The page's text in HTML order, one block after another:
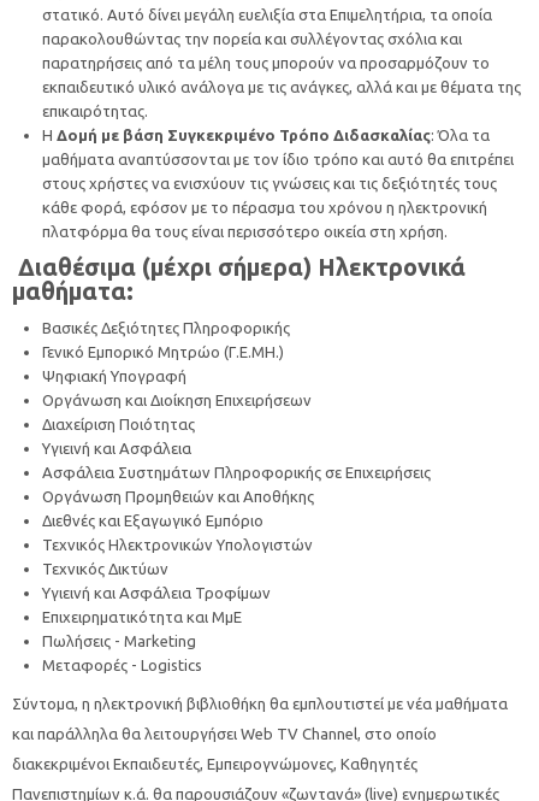
στατικό. Αυτό δίνει μεγάλη ευελιξία στα Επιμελητήρια, τα οποία
παρακολουθώντας την πορεία και συλλέγοντας σχόλια και
παρατηρήσεις από τα μέλη τους μπορούν να προσαρμόζουν το
εκπαιδευτικό υλικό ανάλογα με τις ανάγκες, αλλά και με θέματα της
επικαιρότητας.
Η Δομή με βάση Συγκεκριμένο Τρόπο Διδασκαλίας: Όλα τα
μαθήματα αναπτύσσονται με τον ίδιο τρόπο και αυτό θα επιτρέπει
στους χρήστες να ενισχύουν τις γνώσεις και τις δεξιότητές τους
κάθε φορά, εφόσον με το πέρασμα του χρόνου η ηλεκτρονική
πλατφόρμα θα τους είναι περισσότερο οικεία στη χρήση.
Διαθέσιμα (μέχρι σήμερα) Ηλεκτρονικά
μαθήματα:
Βασικές Δεξιότητες Πληροφορικής
Γενικό Εμπορικό Μητρώο (Γ.Ε.ΜΗ.)
Ψηφιακή Υπογραφή
Οργάνωση και Διοίκηση Επιχειρήσεων
Διαχείριση Ποιότητας
Υγιεινή και Ασφάλεια
Ασφάλεια Συστημάτων Πληροφορικής σε Επιχειρήσεις
Οργάνωση Προμηθειών και Αποθήκης
Διεθνές και Εξαγωγικό Εμπόριο
Τεχνικός Ηλεκτρονικών Υπολογιστών
Τεχνικός Δικτύων
Υγιεινή και Ασφάλεια Τροφίμων
Επιχειρηματικότητα και ΜμΕ
Πωλήσεις - Marketing
Μεταφορές - Logistics
Σύντομα, η ηλεκτρονική βιβλιοθήκη θα εμπλουτιστεί με νέα μαθήματα
και παράλληλα θα λειτουργήσει Web TV Channel, στο οποίο
διακεκριμένοι Εκπαιδευτές, Εμπειρογνώμονες, Καθηγητές
Πανεπιστημίων κ.ά. θα παρουσιάζουν «ζωντανά» (live) ενημερωτικές